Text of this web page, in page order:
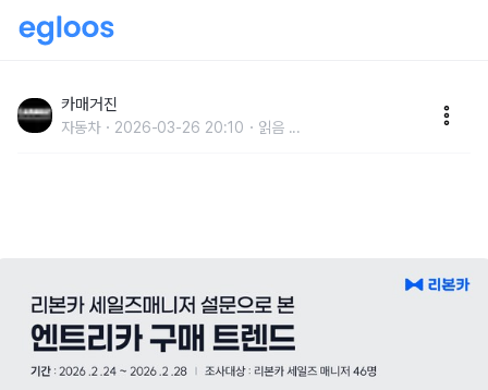
리 선호모델 1위 아반떼”
카매거진
자동차 2026-03-26 20:10 읽음 ...